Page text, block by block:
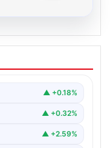
İle Dijital
Muhabbet
biçimde iletişim▲ +0.18%
▲ +0.32%
▲ +2.59%